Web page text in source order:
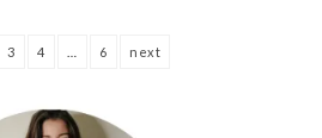
3 4 6 next